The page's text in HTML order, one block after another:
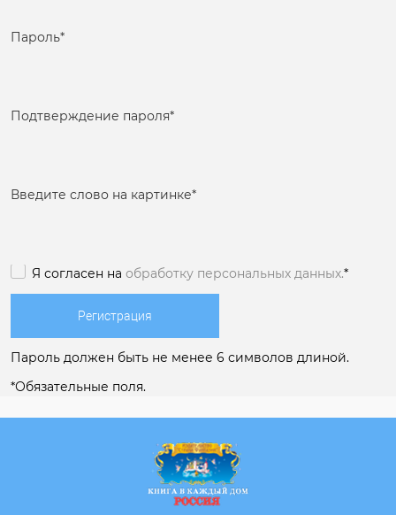
Пароль*
Подтверждение пароля*
Введите слово на картинке*
Я согласен на обработку персональных данных.*
Пароль должен быть не менее 6 символов длиной.
*Обязательные поля.